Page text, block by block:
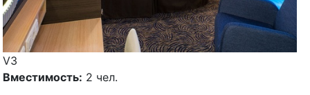
V3
Вместимость: 2 чел.